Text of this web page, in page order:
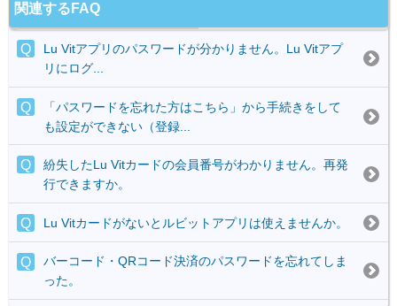
関連するFAQ
Lu Vitアプリのパスワードが分かりません。Lu Vitアプ
リにログ...
「パスワードを忘れた方はこちら」から手続きをして
も設定ができない（登録...
紛失したLu Vitカードの会員番号がわかりません。再発
行できますか。
Lu Vitカードがないとルビットアプリは使えませんか。
バーコード・QRコード決済のパスワードを忘れてしま
った。